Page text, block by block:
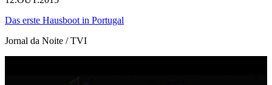
Das erste Hausboot in Portugal
Jornal da Noite / TVI